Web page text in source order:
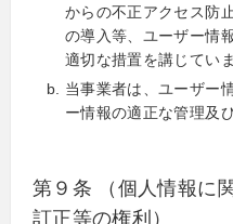
からの不正アクセス防
の導入等、ユーザー情
適切な措置を講じていま
当事業者は、ユーザー
ー情報の適正な管理及
第９条 （個人情報に
訂正等の権利）